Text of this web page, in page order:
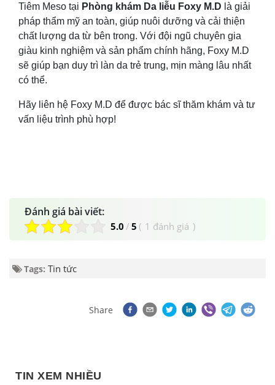
Tiêm Meso tại Phòng khám Da liễu Foxy M.D là giải
pháp thẩm mỹ an toàn, giúp nuôi dưỡng và cải thiện
chất lượng da từ bên trong. Với đội ngũ chuyên gia
giàu kinh nghiệm và sản phẩm chính hãng, Foxy M.D
sẽ giúp bạn duy trì làn da trẻ trung, mịn màng lâu nhất
có thể.
Hãy liên hệ Foxy M.D để được bác sĩ thăm khám và tư
vấn liệu trình phù hợp!
Đánh giá bài viết:
5.0 / 5 ( 1 đánh giá )
Tags: Tin tức
Share
TIN XEM NHIỀU